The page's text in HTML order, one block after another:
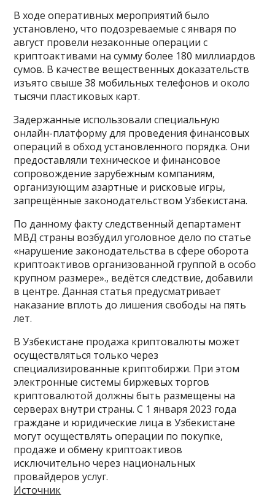
В ходе оперативных мероприятий было
установлено, что подозреваемые с января по
август провели незаконные операции с
криптоактивами на сумму более 180 миллиардов
сумов. В качестве вещественных доказательств
изъято свыше 38 мобильных телефонов и около
тысячи пластиковых карт.
Задержанные использовали специальную
онлайн-платформу для проведения финансовых
операций в обход установленного порядка. Они
предоставляли техническое и финансовое
сопровождение зарубежным компаниям,
организующим азартные и рисковые игры,
запрещённые законодательством Узбекистана.
По данному факту следственный департамент
МВД страны возбудил уголовное дело по статье
«нарушение законодательства в сфере оборота
криптоактивов организованной группой в особо
крупном размере»., ведётся следствие, добавили
в центре. Данная статья предусматривает
наказание вплоть до лишения свободы на пять
лет.
В Узбекистане продажа криптовалюты может
осуществляться только через
специализированные криптобиржи. При этом
электронные системы биржевых торгов
криптовалютой должны быть размещены на
серверах внутри страны. С 1 января 2023 года
граждане и юридические лица в Узбекистане
могут осуществлять операции по покупке,
продаже и обмену криптоактивов
исключительно через национальных
провайдеров услуг.
Источник